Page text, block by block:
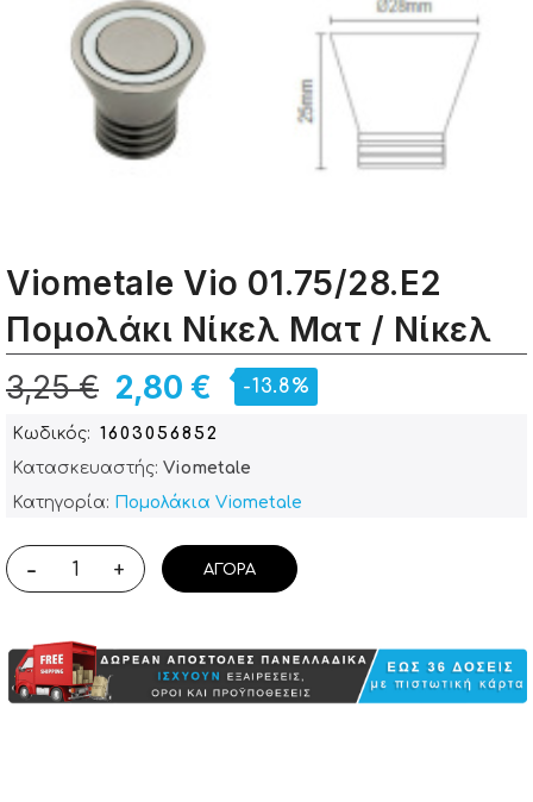
Viometale Vio 01.75/28.Ε2
Πομολάκι Νίκελ Ματ / Νίκελ
2,80 €
3,25 € -13.8%
Κωδικός
1603056852
Κατασκευαστής: Viometale
Κατηγορία: Πομολάκια Viometale
- + ΑΓΟΡΆ